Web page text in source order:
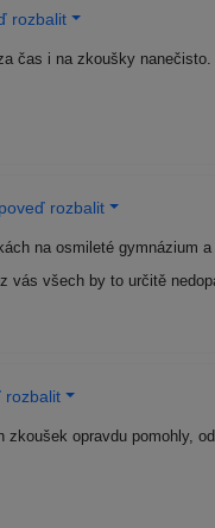
rozbalit
čas i na zkoušky
rozbalit
na osmileté gymnázium
vás všech by to určitě
rozbalit
opravdu pomohly,